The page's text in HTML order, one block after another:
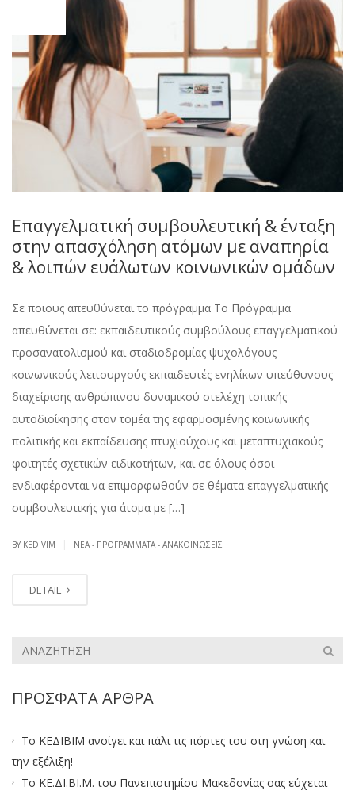
Επαγγελματική συμβουλευτική & ένταξη
στην απασχόληση ατόμων με αναπηρία
& λοιπών ευάλωτων κοινωνικών ομάδων
Σε ποιους απευθύνεται το πρόγραμμα Το Πρόγραμμα
απευθύνεται σε: εκπαιδευτικούς συμβούλους επαγγελματικού
προσανατολισμού και σταδιοδρομίας ψυχολόγους
κοινωνικούς λειτουργούς εκπαιδευτές ενηλίκων υπεύθυνους
διαχείρισης ανθρώπινου δυναμικού στελέχη τοπικής
αυτοδιοίκησης στον τομέα της εφαρμοσμένης κοινωνικής
πολιτικής και εκπαίδευσης πτυχιούχους και μεταπτυχιακούς
φοιτητές σχετικών ειδικοτήτων, και σε όλους όσοι
ενδιαφέρονται να επιμορφωθούν σε θέματα επαγγελματικής
συμβουλευτικής για άτομα με […]
BY KEDIVIM ΝΈΑ - ΠΡΟΓΡΆΜΜΑΤΑ - ΑΝΑΚΟΙΝΏΣΕΙΣ
DETAIL
ΠΡΌΣΦΑΤΑ ΆΡΘΡΑ
Το ΚΕΔΙΒΙΜ ανοίγει και πάλι τις πόρτες του στη γνώση και
την εξέλιξη!
Το ΚΕ.ΔΙ.ΒΙ.Μ. του Πανεπιστημίου Μακεδονίας σας εύχεται